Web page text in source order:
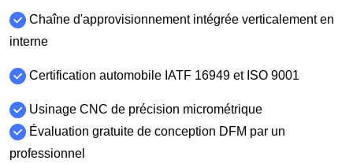
Chaîne d'approvisionnement intégrée verticalement en
interne
Certification automobile IATF 16949 et ISO 9001
Usinage CNC de précision micrométrique
Évaluation gratuite de conception DFM par un
professionnel